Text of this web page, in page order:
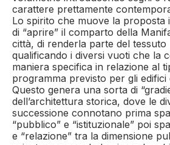
carattere prettamente
Lo spirito che muove la proposta
di “aprire” il comparto della
città, di renderla parte del
qualificando i diversi vuoti che la
maniera specifica in relazione al
programma previsto per gli
Questo genera una sorta di
dell’architettura storica, dove le
successione connotano prima
“pubblico” e “istituzionale” poi
e “relazione” tra la dimensione